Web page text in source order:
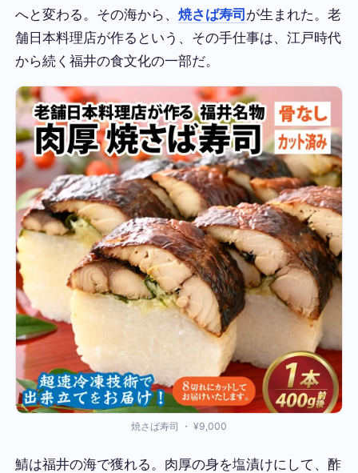
へと変わる。その海から、焼さば寿司 が生まれた。老
舗日本料理店が作るという、その手仕事は、江戸時代
から続く福井の食文化の一部だ。
焼さば寿司 ・ ¥9,000
鯖は福井の海で獲れる。肉厚の身を塩漬けにして、酢